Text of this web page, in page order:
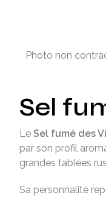
Photo non
Sel
Le Sel fumé des
par son profil
grandes tablées
Sa personnalité